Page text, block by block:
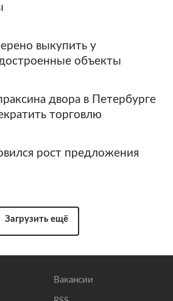
выкупить у
объекты
двора в Петербурге
торговлю
рост предложения
Загрузить ещё
Вакансии